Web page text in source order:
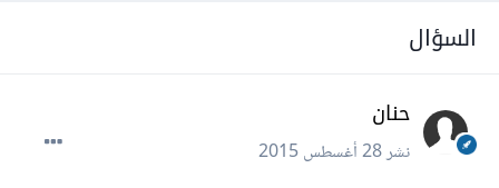
السؤال
حنان
نشر28 أغسطس 2015